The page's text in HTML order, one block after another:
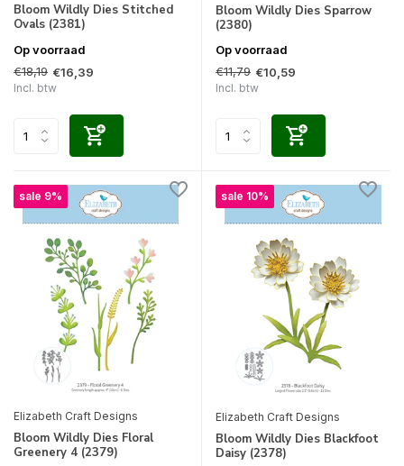
Bloom Wildly Dies Stitched
Ovals (2381)
Op voorraad
€18,19 €16,39
Incl. btw
Bloom Wildly Dies Sparrow
(2380)
Op voorraad
€11,79 €10,59
Incl. btw
sale 9%
Elizabeth Craft Designs
Bloom Wildly Dies Floral
Greenery 4 (2379)
sale 10%
Elizabeth Craft Designs
Bloom Wildly Dies Blackfoot
Daisy (2378)